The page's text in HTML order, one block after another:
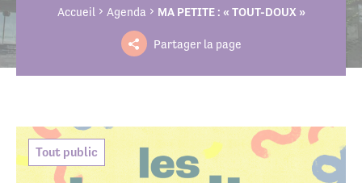
Accueil Agenda MA PETITE : « TOUT-DOUX »
Partager la page
Tout public